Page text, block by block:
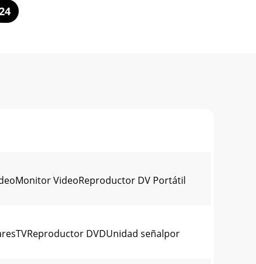
VideoReproductor DV Portátil
DVDUnidad señalpor